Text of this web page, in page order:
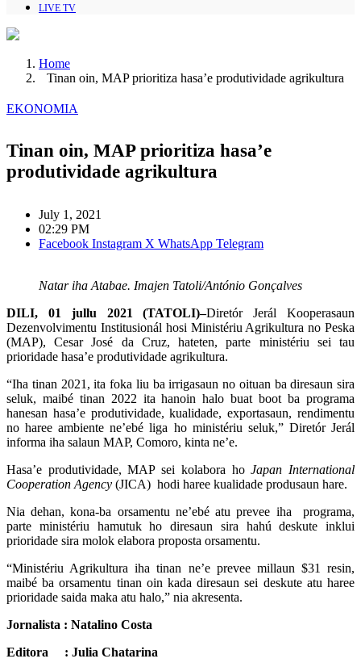
LIVE TV
Home
Tinan oin, MAP prioritiza hasa’e produtividade agrikultura
EKONOMIA
Tinan oin, MAP prioritiza hasa’e
produtividade agrikultura
July 1, 2021
02:29 PM
Facebook Instagram X WhatsApp Telegram
Natar iha Atabae. Imajen Tatoli/António Gonçalves
DILI, 01 jullu 2021 (TATOLI)–Diretór Jerál Kooperasaun
Dezenvolvimentu Institusionál hosi Ministériu Agrikultura no Peska
(MAP), Cesar José da Cruz, hateten, parte ministériu sei tau
prioridade hasa’e produtividade agrikultura.
“Iha tinan 2021, ita foka liu ba irrigasaun no oituan ba diresaun sira
seluk, maibé tinan 2022 ita hanoin halo buat boot ba programa
hanesan hasa’e produtividade, kualidade, exportasaun, rendimentu
no haree ambiente ne’ebé liga ho ministériu seluk,” Diretór Jerál
informa iha salaun MAP, Comoro, kinta ne’e.
Hasa’e produtividade, MAP sei kolabora hoJapan International
Cooperation Agency (JICA) hodi haree kualidade produsaun hare.
Nia dehan, kona-ba orsamentu ne’ebé atu prevee iha programa,
parte ministériu hamutuk ho diresaun sira hahú deskute inklui
prioridade sira molok elabora proposta orsamentu.
“Ministériu Agrikultura iha tinan ne’e prevee millaun $31 resin,
maibé ba orsamentu tinan oin kada diresaun sei deskute atu haree
prioridade saida maka atu halo,” nia akresenta.
Jornalista : Natalino Costa
Editora : Julia Chatarina